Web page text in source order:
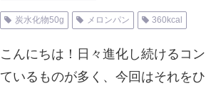
炭水化物50g メロンパン 360kcal
こんにちは！日々進化し続けるコ
ているものが多く、今回はそれを